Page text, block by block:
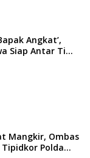
Angkat’,
Siap Antar Tim
Mangkir, Ombas
Tipidkor Polda